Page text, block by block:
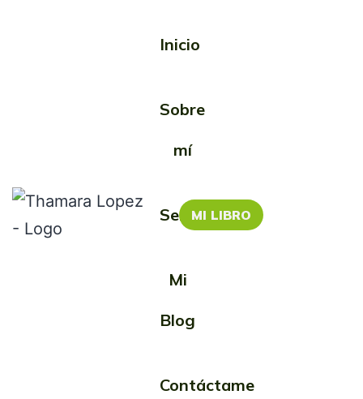
Inicio
Sobre
mí
Servicios
Mi
Blog
Contáctame
MI LIBRO
Etiqueta:
Visualización